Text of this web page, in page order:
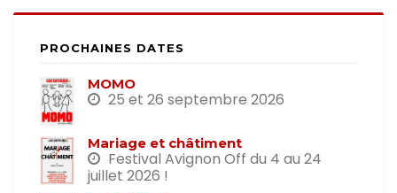
PROCHAINES DATES
MOMO
25 et 26 septembre 2026
Mariage et châtiment
Festival Avignon Off du 4 au 24
juillet 2026 !